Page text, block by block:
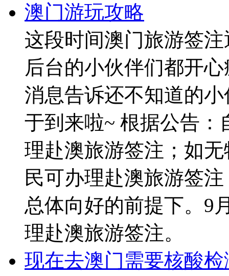
澳门游玩攻略
这段时间澳门旅游签
后台的小伙伴们都开
消息告诉还不知道的
于到来啦~ 根据公告：
理赴澳旅游签注；如
民可办理赴澳旅游签
总体向好的前提下。9
理赴澳旅游签注。
现在去澳门需要核酸